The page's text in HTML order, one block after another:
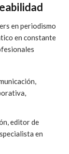
en periodismo
en constante
editor de
en